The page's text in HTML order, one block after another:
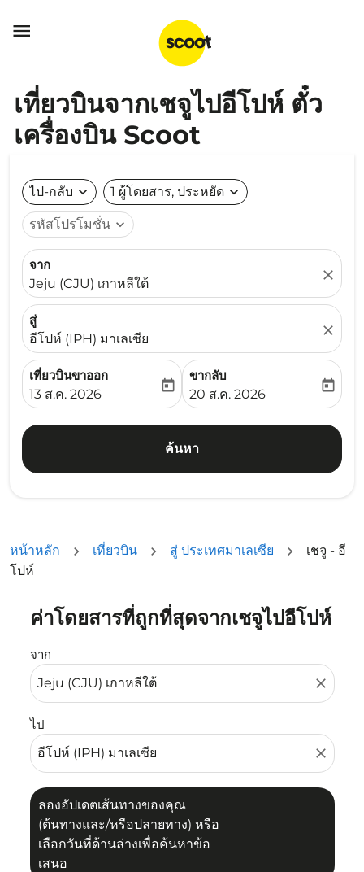

เที่ยวบินจากเชจูไปอีโปห์ ตั๋ว
เครื่องบิน Scoot
ไป-กลับ expand_more 1 ผู้โดยสาร, ประหยัด expand_more
รหัสโปรโมชั่น expand_more
จาก
Jeju (CJU) เกาหลีใต้
close
สู่
อีโปห์ (IPH) มาเลเซีย
close
เที่ยวบินขาออก
fc-booking-departure-date-aria-label
13 ส.ค. 2026
today
ขากลับ
fc-booking-return-date-
20 ส.ค. 2026
today
ค้นหา
หน้าหลัก เที่ยวบิน สู่ ประเทศมาเลเซีย
เชจู - อี
โปห์
ค่าโดยสารที่ถูกที่สุดจากเชจูไปอีโปห์
จาก
close
ไป
close
ลองอัปเดตเส้นทางของคุณ
(ต้นทางและ/หรือปลายทาง) หรือ
เลือกวันที่ด้านล่างเพื่อค้นหาข้อ
เสนอ
ลองอัปเดตเส้นทางของคุณ (ต้นทางและ/หรือปลายทาง) หรื